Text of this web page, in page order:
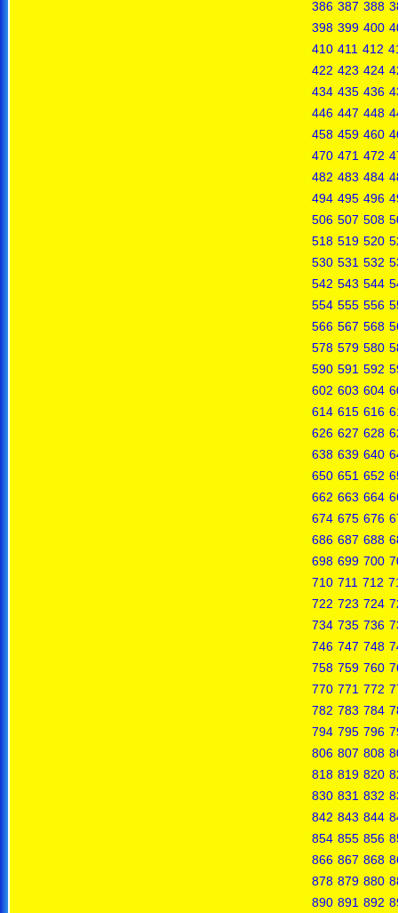
386 387 388
398 399 400
410 411 412
422 423 424
434 435 436
446 447 448
458 459 460
470 471 472
482 483 484
494 495 496
506 507 508
518 519 520
530 531 532
542 543 544
554 555 556
566 567 568
578 579 580
590 591 592
602 603 604
614 615 616
626 627 628
638 639 640
650 651 652
662 663 664
674 675 676
686 687 688
698 699 700
710 711 712
722 723 724
734 735 736
746 747 748
758 759 760
770 771 772
782 783 784
794 795 796
806 807 808
818 819 820
830 831 832
842 843 844
854 855 856
866 867 868
878 879 880
890 891 892